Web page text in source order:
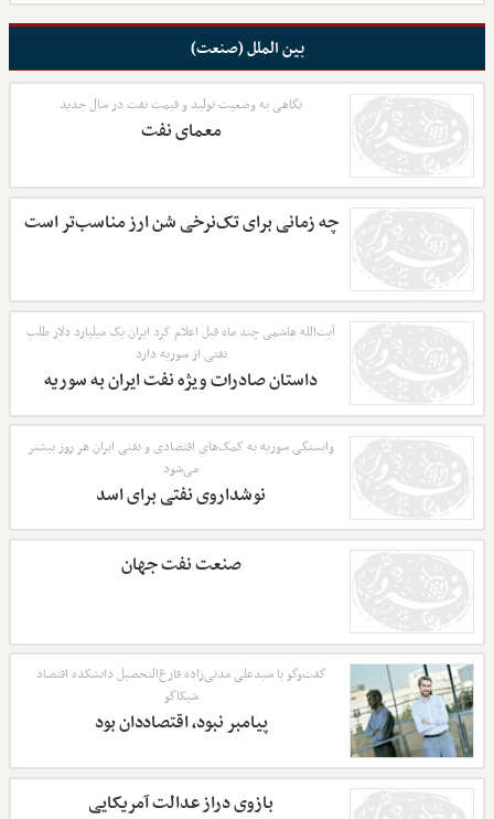
بین الملل (صنعت)
نگاهی به وضعیت تولید و قیمت نفت در سال جدید
معمای نفت
چه زمانی برای تک‌نرخی شن ارز مناسب‌تر است
آیت‌الله هاشمی چند ماه قبل اعلام کرد ایران یک میلیارد دلار طلب
نفتی از سوریه دارد
داستان صادرات ویژه نفت ایران به سوریه
وابستگی سوریه به کمک‌های اقتصادی و نفتی ایران هر روز بیشتر
می‌شود
نوشداروی نفتی برای اسد
صنعت نفت جهان
گفت‌وگو با سیدعلی مدنی‌زاده فارغ‌التحصیل دانشکده اقتصاد
شیکاگو
پیامبر نبود، اقتصاددان بود
بازوی دراز عدالت آمریکایی